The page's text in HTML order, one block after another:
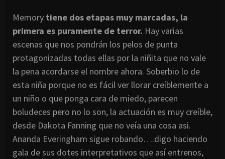
Memory tiene dos etapas muy marcadas, la
primera es puramente de terror. Hay varias
escenas que nos pondrán los pelos de punta
protagonizadas todas ellas por la niñita que no vale
la pena acordarse el nombre ahora. Soberbio lo de
esta niña porque no es fácil ver llorar creíblemente a
un niño o que ponga cara de miedo, parecen
boludeces pero no lo son, la actuación es muy creíble,
desde Dakota Fanning que no veía una cosa asi.
Ananda Everingham sigue robando….digo haciendo
gala de sus dotes interpretativos que así entrenos,